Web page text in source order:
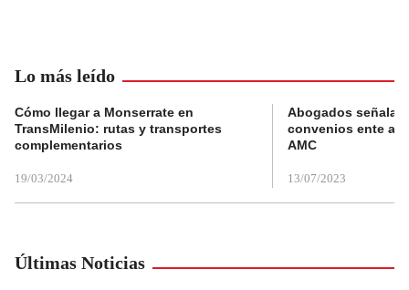
Lo más leído
Cómo llegar a Monserrate en
TransMilenio: rutas y transportes
complementarios
19/03/2024
Abogados
convenios ente
AMC
13/07/2023
Últimas Noticias